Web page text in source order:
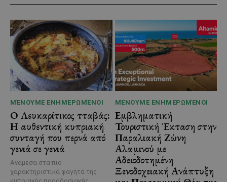
ΜΈΝΟΥΜΕ ΕΝΗΜΕΡΩΜΈΝΟΙ
Ο Λευκαρίτικος τταβάς:
Η αυθεντική κυπριακή
συνταγή που περνά από
γενιά σε γενιά
Ανάμεσα στα πιο
χαρακτηριστικά φαγητά της
ΜΈΝΟΥΜΕ ΕΝΗΜΕΡΩΜΈΝΟΙ
Εμβληματική
Τουριστική Έκταση στην
Παραλιακή Ζώνη
Αλαμινού με
Αδειοδοτημένη
Ξενοδοχειακή Ανάπτυξη